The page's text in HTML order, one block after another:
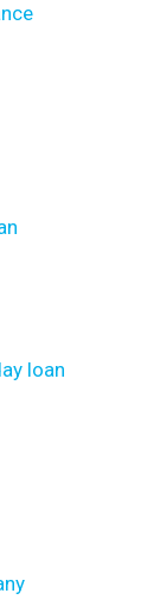
loan